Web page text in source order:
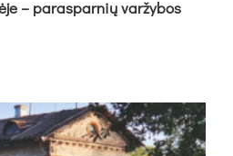
– pa­ras­par­nių var­žy­bos